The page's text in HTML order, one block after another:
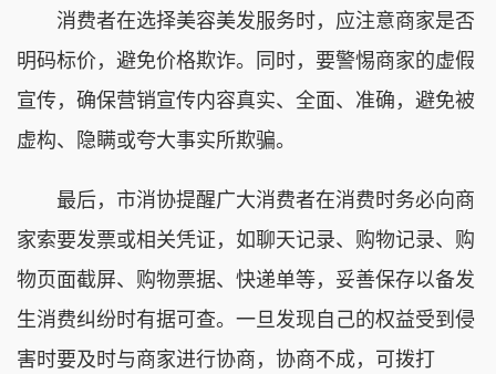
‌消费者在选择美容美发服务时，应注意商家是否
明码标价，避免价格欺诈。同时，要警惕商家的虚假
宣传，确保营销宣传内容真实、全面、准确，避免被
虚构、隐瞒或夸大事实所欺骗。
最后，市消协提醒广大消费者在消费时务必向商
家索要发票或相关凭证，如聊天记录、购物记录、购
物页面截屏、购物票据、快递单等，妥善保存以备发
生消费纠纷时有据可查。一旦发现自己的权益受到侵
害时要及时与商家进行协商，协商不成，可拨打